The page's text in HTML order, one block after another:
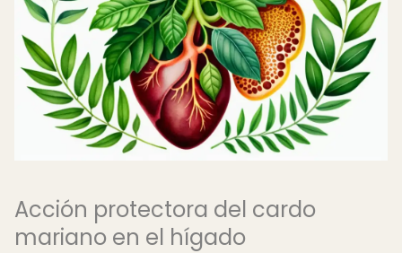
Acción protectora del cardo
mariano en el hígado